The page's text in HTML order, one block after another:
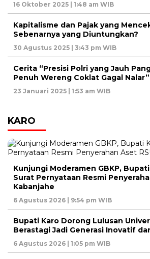
16 Oktober 2025 | 1:48 am WIB
Kapitalisme dan Pajak yang
Sebenarnya yang Diuntungkan?
30 Agustus 2025 | 3:43 pm WIB
Cerita “Presisi Polri yang Jauh
Penuh Wereng Coklat Gagal Nalar”
23 Januari 2025 | 1:53 am WIB
KARO
Kunjungi Moderamen GBKP,
Surat Pernyataan Resmi
Kabanjahe
6 Agustus 2026 | 9:54 pm WIB
Bupati Karo Dorong Lulusan
Berastagi Jadi Generasi Inovatif
6 Agustus 2026 | 1:05 pm WIB